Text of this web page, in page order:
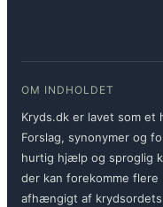
OM INDHOLDET
Kryds.dk er lavet som
Forslag, synonymer og
hurtig hjælp og sproglig
der kan forekomme flere
afhængigt af